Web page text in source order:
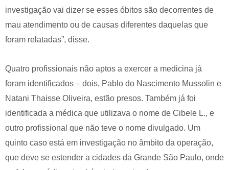
investigação vai dizer se esses óbitos são decorrentes de
mau atendimento ou de causas diferentes daquelas que
foram relatadas”, disse.
Quatro profissionais não aptos a exercer a medicina já
foram identificados – dois, Pablo do Nascimento Mussolin e
Natani Thaisse Oliveira, estão presos. Também já foi
identificada a médica que utilizava o nome de Cibele L., e
outro profissional que não teve o nome divulgado. Um
quinto caso está em investigação no âmbito da operação,
que deve se estender a cidades da Grande São Paulo, onde